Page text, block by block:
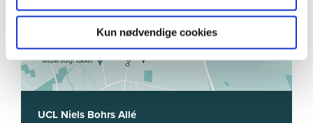
Kun nødvendige cookies
UCL Niels Bohrs Allé